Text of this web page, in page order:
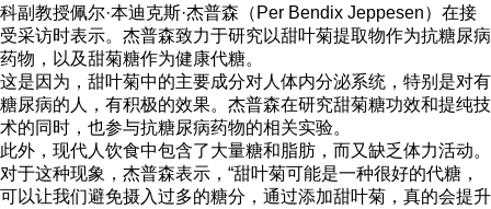
科副教授佩尔·本迪克斯·杰普森（Per Bendix Jeppesen）在接
受采访时表示。杰普森致力于研究以甜叶菊提取物作为抗糖尿病
药物，以及甜菊糖作为健康代糖。
这是因为，甜叶菊中的主要成分对人体内分泌系统，特别是对有
糖尿病的人，有积极的效果。杰普森在研究甜菊糖功效和提纯技
术的同时，也参与抗糖尿病药物的相关实验。
此外，现代人饮食中包含了大量糖和脂肪，而又缺乏体力活动。
对于这种现象，杰普森表示，“甜叶菊可能是一种很好的代糖，
可以让我们避免摄入过多的糖分，通过添加甜叶菊，真的会提升